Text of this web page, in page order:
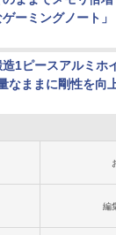
ゲーミングノート」
造1ピースアルミホ
なままに剛性を向
編